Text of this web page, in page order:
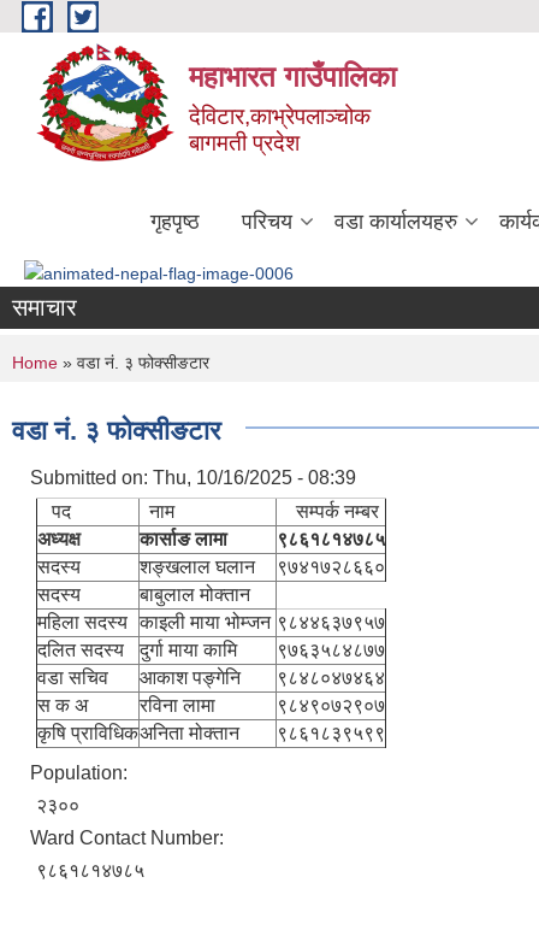
Skip to main content
महाभारत गाउँपालिका
देविटार,काभ्रेपलाञ्चोक
बागमती प्रदेश
गृहपृष्ठ परिचय वडा कार्यालयहरु
समाचार
You are here
Home » वडा नं. ३ फोक्सीङटार
वडा नं. ३ फोक्सीङटार
Submitted on: Thu, 10/16/2025 - 08:39
पद
नाम
सम्पर्क नम्बर
अध्यक्ष
कार्साङ लामा
९८६१८१४७८५
सदस्य
शङ्‍खलाल घलान
९७४१७२८६६०
सदस्य
बाबुलाल मोक्तान
महिला सदस्य काइली माया भोम्जन ९८४४६३७९५७
दलित सदस्य
दुर्गा माया कामि
९७६३५८४८७७
वडा सचिव
आकाश पङ्गेनि
९८४८०४७४६४
स क अ
रविना लामा
९८४९०७२९०७
कृषि प्राविधिकअनिता मोक्तान
९८६१८३९५९९
Population:
२३००
Ward Contact Number:
९८६१८१४७८५